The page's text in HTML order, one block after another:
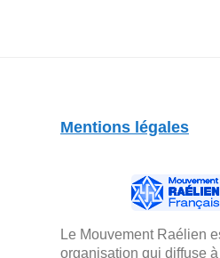
Mentions légales
Le Mouvement Raélien
organisation qui diffuse